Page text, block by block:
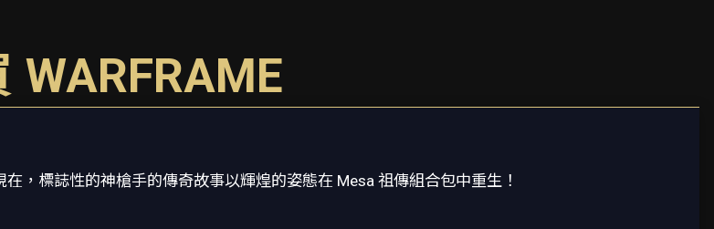
WARFRAME
，標誌性的神槍手的傳奇故事以輝煌的姿態在 Mesa 祖傳組合包中重生！